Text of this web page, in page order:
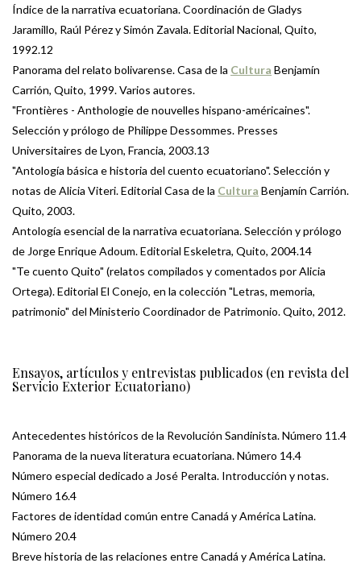
Índice de la narrativa ecuatoriana. Coordinación de Gladys
Jaramillo, Raúl Pérez y Simón Zavala. Editorial Nacional, Quito,
1992.12
Panorama del relato bolivarense. Casa de la Cultura Benjamín
Carrión, Quito, 1999. Varios autores.
"Frontières - Anthologie de nouvelles hispano-américaines".
Selección y prólogo de Philippe Dessommes. Presses
Universitaires de Lyon, Francia, 2003.13
"Antología básica e historia del cuento ecuatoriano". Selección y
notas de Alicia Viteri. Editorial Casa de la Cultura Benjamín Carrión.
Quito, 2003.
Antología esencial de la narrativa ecuatoriana. Selección y prólogo
de Jorge Enrique Adoum. Editorial Eskeletra, Quito, 2004.14
"Te cuento Quito" (relatos compilados y comentados por Alicia
Ortega). Editorial El Conejo, en la colección "Letras, memoria,
patrimonio" del Ministerio Coordinador de Patrimonio. Quito, 2012.
Ensayos, artículos y entrevistas publicados (en revista del
Servicio Exterior Ecuatoriano)
Antecedentes históricos de la Revolución Sandinista. Número 11.4
Panorama de la nueva literatura ecuatoriana. Número 14.4
Número especial dedicado a José Peralta. Introducción y notas.
Número 16.4
Factores de identidad común entre Canadá y América Latina.
Número 20.4
Breve historia de las relaciones entre Canadá y América Latina.